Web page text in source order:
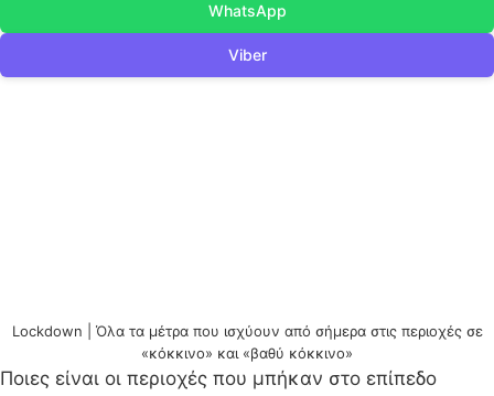
WhatsApp
Viber
Lockdown | Όλα τα μέτρα που ισχύουν από σήμερα στις περιοχές σε
«κόκκινο» και «βαθύ κόκκινο»
Ποιες είναι οι περιοχές που μπήκαν στο επίπεδο